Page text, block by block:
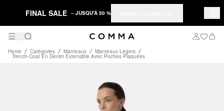
FINAL SALE – JUSQU'À 50 %
Home Catégories Manteaux Manteaux Légers
Trench-Coat En Denim Extensible Avec Poches Plaquées